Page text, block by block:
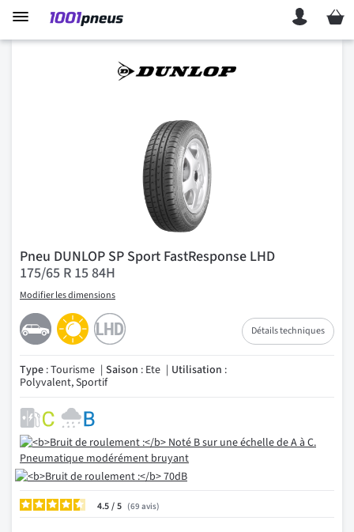
Mon
Pneu DUNLOP SP Sport FastResponse LHD
175/65 R 15 84H
Modifier les dimensions
Détails techniques
Type : Tourisme Saison : Ete Utilisation :
Polyvalent, Sportif
4.5/ 69 avis